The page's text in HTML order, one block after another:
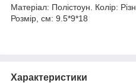
Матеріал: Полістоун. Колір:
Розмір, см: 9.5*9*18
Характеристики